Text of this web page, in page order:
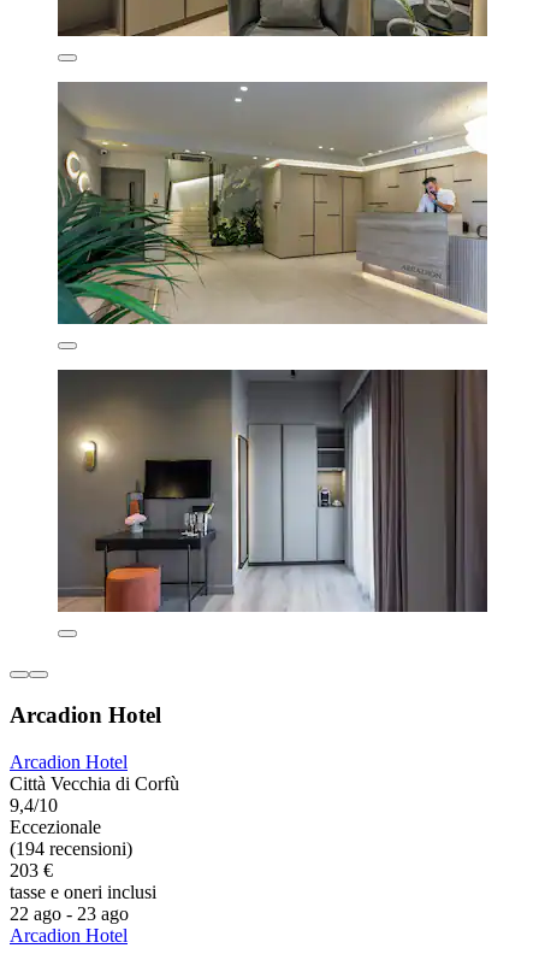
Arcadion Hotel
Arcadion Hotel
Città Vecchia di Corfù
9,4/10
Eccezionale
(194 recensioni)
203 €
tasse e oneri inclusi
22 ago - 23 ago
Arcadion Hotel